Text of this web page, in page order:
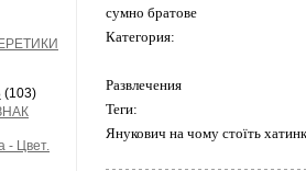
(103)
- Цвет.
сумно братове
Категория:
Развлечения
Теги:
Янукович на чому стоїть